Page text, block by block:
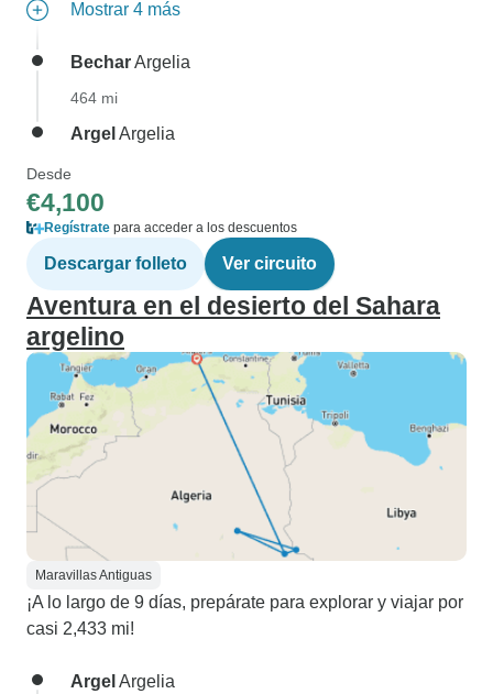
Mostrar 4 más
BecharArgelia
464 mi
Argel Argelia
Desde
€4,100
Regístrate para acceder a los descuentos
Descargar folleto Ver circuito
Aventura en el desierto del Sahara
argelino
Maravillas Antiguas
¡A lo largo de 9 días, prepárate para explorar y viajar por
casi 2,433 mi!
Argel Argelia